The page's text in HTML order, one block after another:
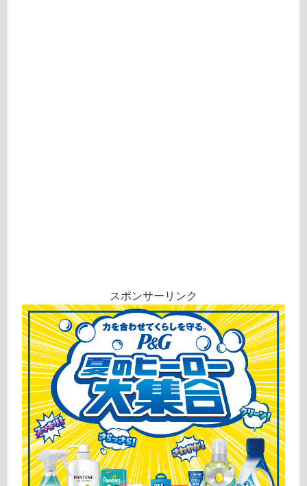
スポンサーリンク